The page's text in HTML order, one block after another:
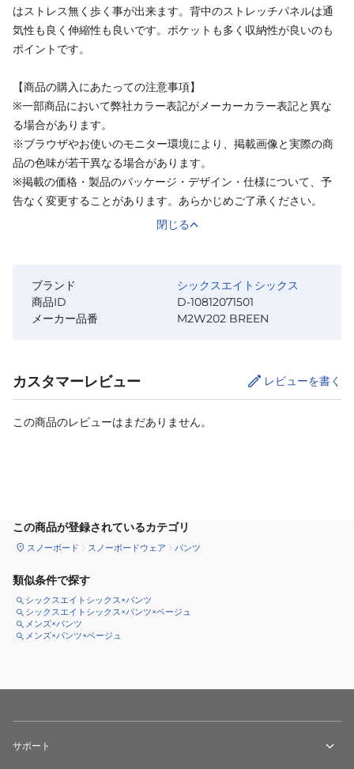
はストレス無く歩く事が出来ます。背中のストレッチパネルは通
気性も良く伸縮性も良いです。ポケットも多く収納性が良いのも
ポイントです。
【商品の購入にあたっての注意事項】
※一部商品において弊社カラー表記がメーカーカラー表記と異な
る場合があります。
※ブラウザやお使いのモニター環境により、掲載画像と実際の商
品の色味が若干異なる場合があります。
※掲載の価格・製品のパッケージ・デザイン・仕様について、予
告なく変更することがあります。あらかじめご了承ください。
閉じる
ブランド
シックスエイトシックス
商品ID
D-10812071501
メーカー品番
M2W202 BREEN
カスタマーレビュー レビューを書く
この商品のレビューはまだありません。
この商品が登録されているカテゴリ
スノーボード スノーボードウェア パンツ
類似条件で探す
シックスエイトシックス×パンツ
シックスエイトシックス×パンツ×ベージュ
メンズ×パンツ
メンズ×パンツ×ベージュ
サポート